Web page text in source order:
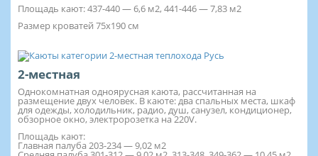
Площадь кают: 437-440 — 6,6 м2, 441-446 — 7,83 м2
Размер кроватей 75х190 см
2-местная
Однокомнатная одноярусная каюта, рассчитанная на
размещение двух человек. В каюте: два спальных места, шкаф
для одежды, холодильник, радио, душ, санузел, кондиционер,
обзорное окно, электророзетка на 220V.
Площадь кают:
Главная палуба 203-234 — 9,02 м2